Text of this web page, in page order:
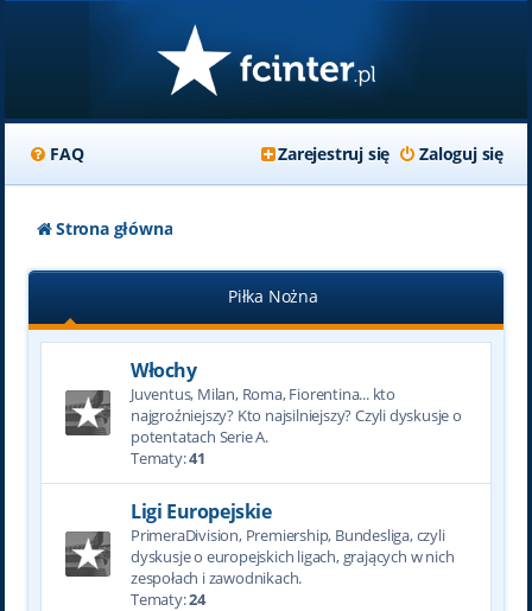
FAQ Zaloguj się
Zarejestruj się
Strona główna
Piłka Nożna
Włochy
Juventus, Milan, Roma, Fiorentina... kto
najgroźniejszy? Kto najsilniejszy? Czyli dyskusje o
potentatach Serie A.
Tematy:41
Ligi Europejskie
PrimeraDivision, Premiership, Bundesliga, czyli
dyskusje o europejskich ligach, grających w nich
zespołach i zawodnikach.
Tematy:24